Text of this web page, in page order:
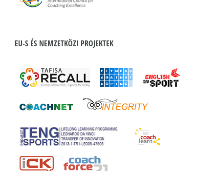
EU-S ÉS NEMZETKÖZI PROJEKTEK